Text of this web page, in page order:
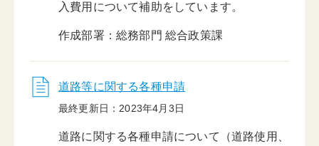
入費用について補助をしています。
作成部署：総務部門 総合政策課
道路等に関する各種申請
最終更新日：2023年4月3日
道路に関する各種申請について（道路使用、